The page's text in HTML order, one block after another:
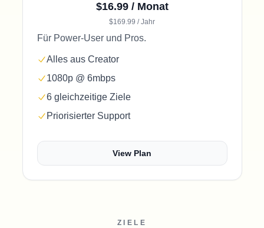
$16.99 / Monat
$169.99 / Jahr
Für Power-User und Pros.
Alles aus Creator
1080p @ 6mbps
6 gleichzeitige Ziele
Priorisierter Support
View Plan
ZIELE